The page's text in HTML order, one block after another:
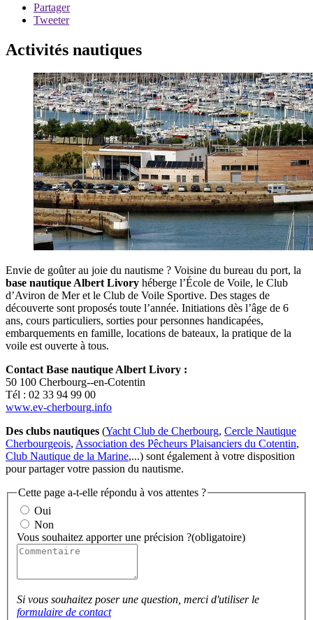
Partager
Tweeter
Activités nautiques
Envie de goûter au joie du nautisme ? Voisine du bureau du port, la
base nautique Albert Livory héberge l’École de Voile, le Club
d’Aviron de Mer et le Club de Voile Sportive. Des stages de
découverte sont proposés toute l’année. Initiations dès l’âge de 6
ans, cours particuliers, sorties pour personnes handicapées,
embarquements en famille, locations de bateaux, la pratique de la
voile est ouverte à tous.
Contact Base nautique Albert Livory :
50 100 Cherbourg--en-Cotentin
Tél : 02 33 94 99 00
www.ev-cherbourg.info
Des clubs nautiques (Yacht Club de Cherbourg, Cercle Nautique
Cherbourgeois, Association des Pêcheurs Plaisanciers du Cotentin,
Club Nautique de la Marine,...) sont également à votre disposition
pour partager votre passion du nautisme.
Cette page a-t-elle répondu à vos attentes ?
Oui
Non
Vous souhaitez apporter une précision ?(obligatoire)
Si vous souhaitez poser une question, merci d'utiliser le
formulaire de contact